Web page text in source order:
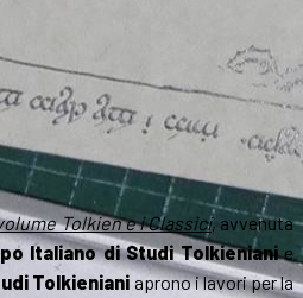
Tolkien e i Classici, avvenuta
Italiano di Studi Tolkienianie
Tolkieniani aprono i lavori per la